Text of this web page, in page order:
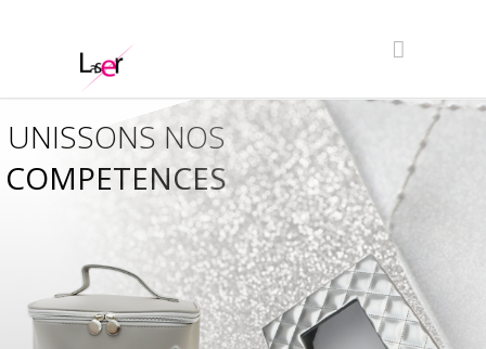
COMPETENCES
UNISSONS NOS